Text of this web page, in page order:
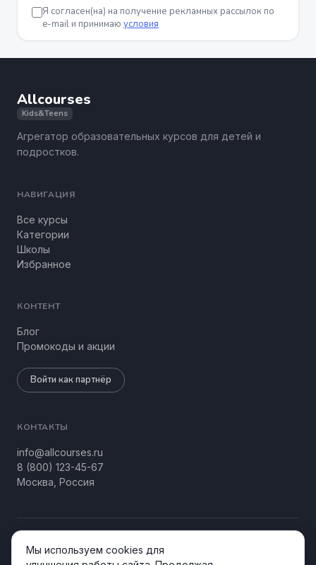
Я согласен(на) на получение рекламных рассылок по
e-mail и принимаю условия
Allcourses
Kids&Teens
Агрегатор образовательных курсов для детей и
подростков.
НАВИГАЦИЯ
Все курсы
Категории
Школы
Избранное
КОНТЕНТ
Блог
Промокоды и акции
Войти как партнёр
КОНТАКТЫ
info@allcourses.ru
8 (800) 123-45-67
Москва, Россия
КонфиденциальностьСоглашение
Мы используем cookies для